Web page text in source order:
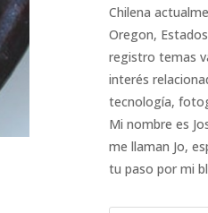
Chilena
Oregon,
registro temas
interés
tecnología,
Mi nombre es
me llaman Jo,
tu paso por mi